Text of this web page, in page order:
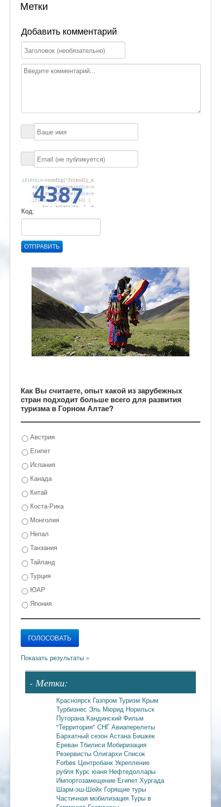
Метки
Добавить комментарий
Код:
ОТПРАВИТЬ
Как Вы считаете, опыт какой из зарубежных
стран подходит больше всего для развития
туризма в Горном Алтае?
Австрия
Египет
Испания
Канада
Китай
Коста-Рика
Монголия
Непал
Танзания
Тайланд
Турция
ЮАР
Япония
- Метки:
Красноярск Газпром Туризм Крым
Турбизнес Эль Мюрид Норильск
Путорана Кандинский Фильм
"Территория" СНГ Авиаперелеты
Бархатный сезон Астана Бишкек
Ереван Тбилиси Мобиризация
Резервисты Олигархи Список
Forbes Центробанк Укрепление
рубля Курс юаня Нефтедоллары
Импортозамещение Египет Хургада
Шарм-эш-Шейх Горящие туры
Частичная мобилизация Туры в